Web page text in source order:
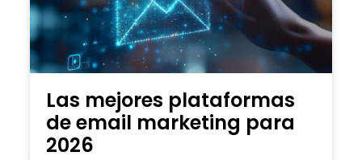
Las mejores plataformas
de email marketing para
2026